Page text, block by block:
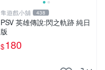
隼遊戲小舖 438
PSV 英雄傳說:閃之軌跡 純日
版
$180